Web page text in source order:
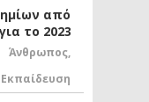
από
το 2023
Άνθρωπος,
Εκπαίδευση